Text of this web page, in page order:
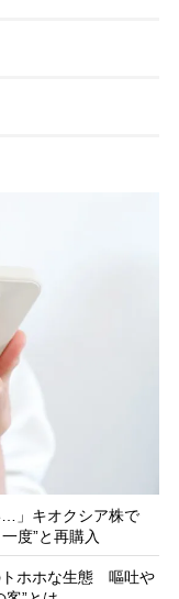
…」キオクシア株で
度”と再購入
トホホな生態 嘔吐や